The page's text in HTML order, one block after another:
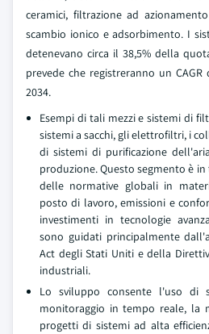
ceramici, filtrazione ad
scambio ionico e adsorbimento. I
detenevano circa il 38,5% della
prevede che registreranno un
2034.
Esempi di tali mezzi e sistemi di
sistemi a sacchi, gli elettrofiltri, i
di sistemi di purificazione
produzione. Questo segmento è
delle normative globali in
posto di lavoro, emissioni e
investimenti in tecnologie
sono guidati principalmente
Act degli Stati Uniti e della
industriali.
Lo sviluppo consente l'uso di
monitoraggio in tempo reale, la
progetti di sistemi ad alta